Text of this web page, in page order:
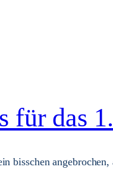
für das
bisschen